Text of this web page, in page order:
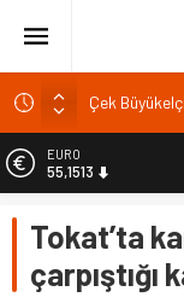
Çek
Nijni
Giresun’da
Bakan
EURO
55,1513
6.635,91
BİST
13.779,39
Tokat’ta
çarpıştığı